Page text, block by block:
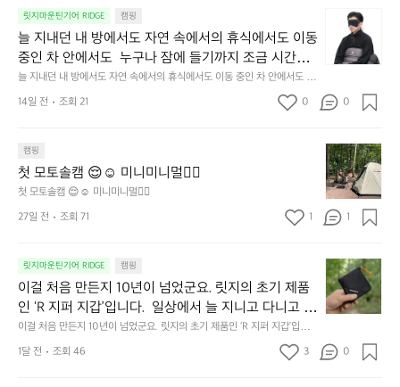
릿지마운틴기어 RIDGE 캠핑
늘 지내던 내 방에서도 자연 속에서의 휴식에서도 이동
중인 차 안에서도  누구나 잠에 들기까지 조금 시간이
걸리는 순간이 있습니다.  그럴 때는 차분하게 눈을 가
려보세요. 마치 암막 커튼을 조용히 내리듯이.  Polarte
c® Wind Pro™의 온기가 눈가를 포근히 감싸줍니다.
줍니다.  이 슬립 웜을 쓰는 것만으로 그곳은 나만의 밤
이 됩니다.  안녕히 주무세요.
늘 지내던 내 방에서도 자연 속에서의 휴식에서도 이동 중인 차 안에서도  누
구나 잠에 들기까지 조금 시간이 걸리는 순간이 있습니다.  그럴 때는 차분하
게 눈을 가려보세요. 마치 암막 커튼을 조용히 내리듯이.  Polartec® Wind
밤이 됩니다.  안녕히 주무세요.
내
던
방
도
자
연
속
에
의
휴
식
에
도
이
14일 전 조회 21 0 0
캠핑
첫 모토솔캠 😌☺️ 미니미니멀👌🏼
첫 모토솔캠 😌☺️ 미니미니멀👌🏼
첫
모
토
솔
캠
☺️
미
니
미
멀
👌🏼
27일 전 조회 71 1 1
릿지마운틴기어 RIDGE 캠핑
이걸 처음 만든지 10년이 넘었군요. 릿지의 초기 제품
인 ‘R 지퍼 지갑’입니다.  일상에서 늘 지니고 다니고 싶
어지는 물건에는 크기, 무게, 형태, 색감 사이의 아주 미
묘한 밸런스가 존재합니다.  예를 들자면 일에 집중하
느라 책상 위 가장자리에 대충 걸쳐 놓아도 시야에 걸
이걸 처음 만든지 10년이 넘었군요. 릿지의 초기 제품인 ‘R 지퍼 지갑’입니
다.  일상에서 늘 지니고 다니고 싶어지는 물건에는 크기, 무게, 형태, 색감
사이의 아주 미묘한 밸런스가 존재합니다.  예를 들자면 일에 집중하느라 책
이
걸
처
음
든
1달 전 조회 46 3 0